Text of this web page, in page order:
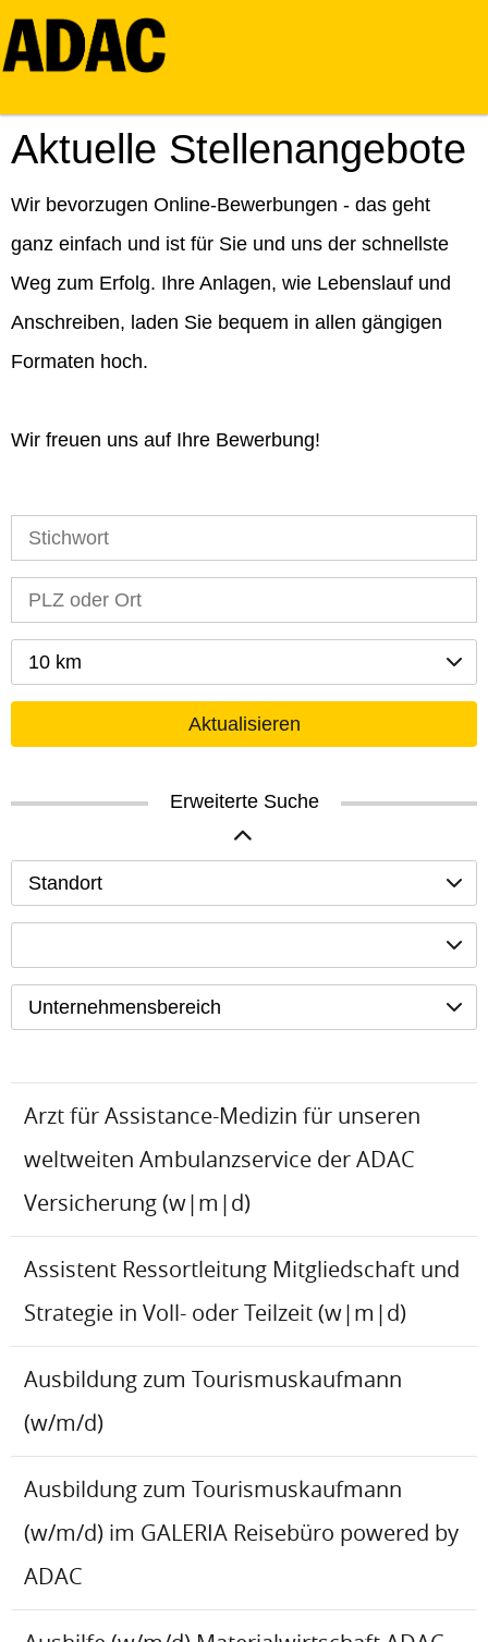
Aktuelle Stellenangebote
Wir bevorzugen Online-Bewerbungen - das geht
ganz einfach und ist für Sie und uns der schnellste
Weg zum Erfolg. Ihre Anlagen, wie Lebenslauf und
Anschreiben, laden Sie bequem in allen gängigen
Formaten hoch.
Wir freuen uns auf Ihre Bewerbung!
10 km
Aktualisieren
Erweiterte Suche
Standort
Unternehmensbereich
Arzt für Assistance-Medizin für unseren
weltweiten Ambulanzservice der ADAC
Versicherung (w|m|d)
Assistent Ressortleitung Mitgliedschaft und
Strategie in Voll- oder Teilzeit (w|m|d)
Ausbildung zum Tourismuskaufmann
(w/m/d)
Ausbildung zum Tourismuskaufmann
(w/m/d) im GALERIA Reisebüro powered by
ADAC